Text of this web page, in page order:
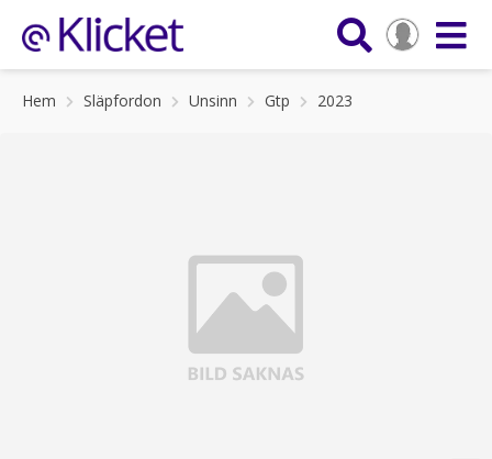
Hem Släpfordon Unsinn Gtp 2023